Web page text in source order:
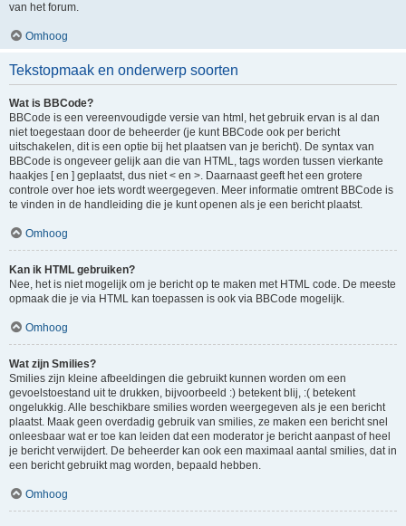
van het forum.
Omhoog
Tekstopmaak en onderwerp soorten
Wat is BBCode?
BBCode is een vereenvoudigde versie van html, het gebruik ervan is al dan
niet toegestaan door de beheerder (je kunt BBCode ook per bericht
uitschakelen, dit is een optie bij het plaatsen van je bericht). De syntax van
BBCode is ongeveer gelijk aan die van HTML, tags worden tussen vierkante
haakjes [ en ] geplaatst, dus niet < en >. Daarnaast geeft het een grotere
controle over hoe iets wordt weergegeven. Meer informatie omtrent BBCode is
te vinden in de handleiding die je kunt openen als je een bericht plaatst.
Omhoog
Kan ik HTML gebruiken?
Nee, het is niet mogelijk om je bericht op te maken met HTML code. De meeste
opmaak die je via HTML kan toepassen is ook via BBCode mogelijk.
Omhoog
Wat zijn Smilies?
Smilies zijn kleine afbeeldingen die gebruikt kunnen worden om een
gevoelstoestand uit te drukken, bijvoorbeeld :) betekent blij, :( betekent
ongelukkig. Alle beschikbare smilies worden weergegeven als je een bericht
plaatst. Maak geen overdadig gebruik van smilies, ze maken een bericht snel
onleesbaar wat er toe kan leiden dat een moderator je bericht aanpast of heel
je bericht verwijdert. De beheerder kan ook een maximaal aantal smilies, dat in
een bericht gebruikt mag worden, bepaald hebben.
Omhoog